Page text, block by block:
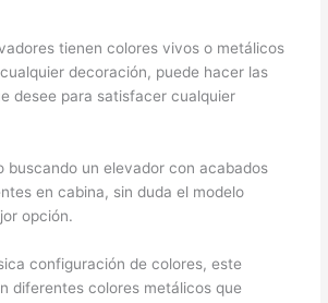
tienen colores vivos o metálicos
decoración, puede hacer las
desee para satisfacer cualquier
buscando un elevador con acabados
en cabina, sin duda el modelo
opción.
configuración de colores, este
diferentes colores metálicos que